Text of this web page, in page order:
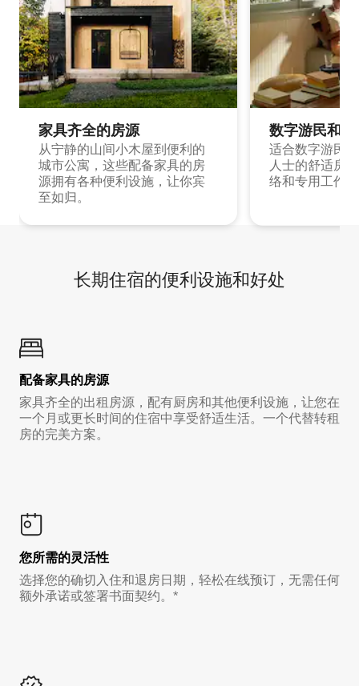
家具齐全的房源
从宁静的山间小木屋到便利的
城市公寓，这些配备家具的房
源拥有各种便利设施，让你宾
至如归。
数字游民和
适合数字游民
人士的舒适房
络和专用工作
长期住宿的便利设施和好处
配备家具的房源
家具齐全的出租房源，配有厨房和其他便利设施，让您在
一个月或更长时间的住宿中享受舒适生活。一个代替转租
房的完美方案。
您所需的灵活性
选择您的确切入住和退房日期，轻松在线预订，无需任何
额外承诺或签署书面契约。*